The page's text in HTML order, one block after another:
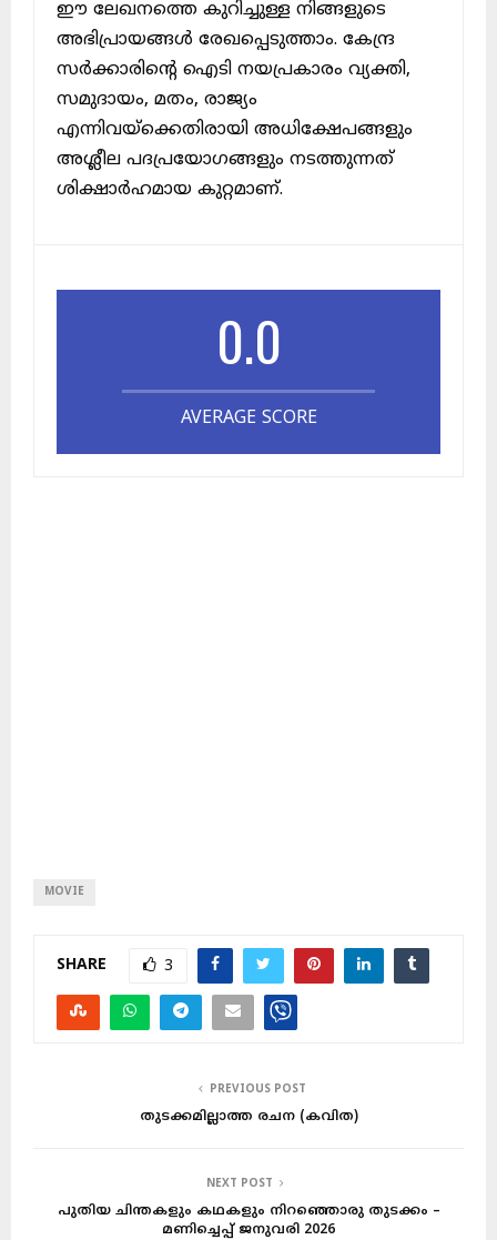
ഈ ലേഖനത്തെ കുറിച്ചുള്ള നിങ്ങളുടെ
അഭിപ്രായങ്ങൾ രേഖപ്പെടുത്താം. കേന്ദ്ര
സർക്കാരിന്റെ ഐടി നയപ്രകാരം വ്യക്തി,
സമുദായം, മതം, രാജ്യം
എന്നിവയ്ക്കെതിരായി അധിക്ഷേപങ്ങളും
അശ്ലീല പദപ്രയോഗങ്ങളും നടത്തുന്നത്
ശിക്ഷാർഹമായ കുറ്റമാണ്.
0.0
AVERAGE SCORE
MOVIE
SHARE 3
PREVIOUS POST
തുടക്കമില്ലാത്ത രചന (കവിത)
NEXT POST
പുതിയ ചിന്തകളും കഥകളും നിറഞ്ഞൊരു തുടക്കം –
മണിച്ചെപ്പ് ജനുവരി 2026